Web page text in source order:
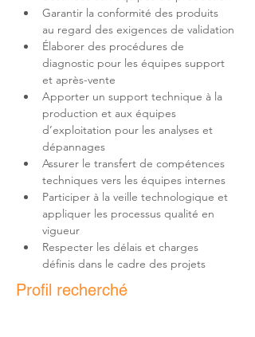
Garantir la conformité des produits
Élaborer des procédures de
diagnostic pour les équipes support
Apporter un support technique à la
production et aux équipes
d’exploitation pour les analyses et
Assurer le transfert de compétences
Participer à la veille technologique et
appliquer les processus qualité en
Respecter les délais et charges
définis dans le cadre des projets
Profil recherché